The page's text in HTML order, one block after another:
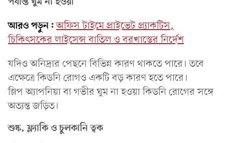
আরও পড়ুন: অফিস টাইমে প্রাইভেট প্র্যাকটিস,
চিকিৎসকের লাইসেন্স বাতিল ও বরখাস্তের নির্দেশ
যদিও অনিদ্রার পেছনে বিভিন্ন কারণ থাকতে পারে। তবে
এক্ষেত্রে কিডনি রোগও একটি বড় কারণ হতে পারে।
স্লিপ অ্যাপনিয়া বা গভীর ঘুম না হওয়া কিডনি রোগের সঙ্গে
অত্যন্ত জড়িত।
শুষ্ক, ফ্ল্যাকি ও চুলকানি ত্বক